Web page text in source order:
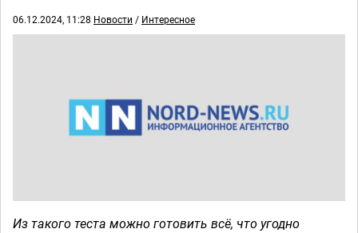
06.12.2024, 11:28 Новости / Интересное
Из такого теста можно готовить всё, что угодно